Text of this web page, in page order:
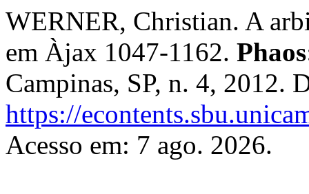
WERNER, Christian. A
em Àjax 1047-1162.
Campinas, SP, n. 4, 2012.
https://
Acesso em: 7 ago. 2026.